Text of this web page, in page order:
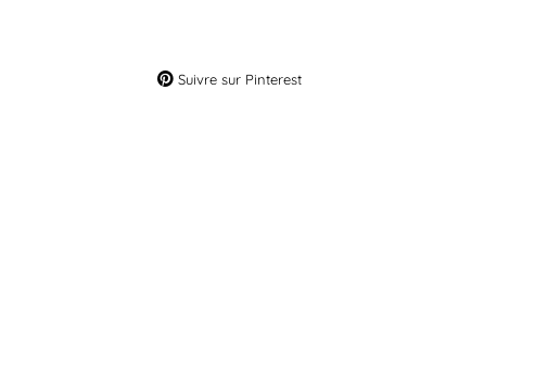
Suivre sur Pinterest